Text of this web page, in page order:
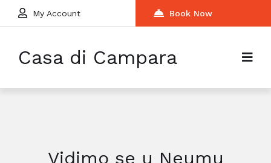
My Account Book Now
Casa di Campara
Vidimo se u Neumu